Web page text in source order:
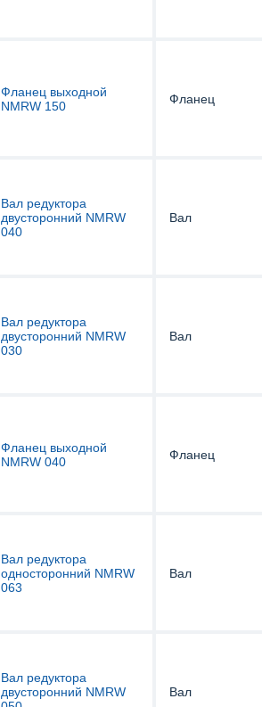
Фланец выходной
NMRW 150
Фланец
Вал редуктора
двусторонний NMRW
040
Вал
Вал редуктора
двусторонний NMRW
030
Вал
Фланец выходной
NMRW 040
Фланец
Вал редуктора
односторонний NMRW
063
Вал
Вал редуктора
двусторонний NMRW
Вал